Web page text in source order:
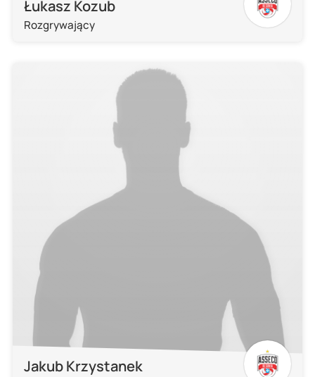
Łukasz Kozub
Rozgrywający
Jakub Krzystanek